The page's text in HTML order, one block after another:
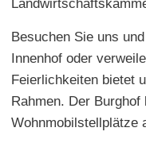
Besuchen Sie uns
Innenhof oder
Feierlichkeiten bietet
Rahmen. Der Burghof
Wohnmobilstellplätze